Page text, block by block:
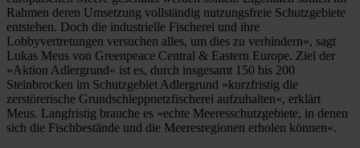
Rahmen deren Umsetzung vollständig nutzungsfreie Schutzgebiete
entstehen. Doch die industrielle Fischerei und ihre
Lobbyvertretungen versuchen alles, um dies zu verhindern«, sagt
Lukas Meus von Greenpeace Central & Eastern Europe. Ziel der
»Aktion Adlergrund« ist es, durch insgesamt 150 bis 200
Steinbrocken im Schutzgebiet Adlergrund »kurzfristig die
zerstörerische Grundschleppnetzfischerei aufzuhalten«, erklärt
Meus. Langfristig brauche es »echte Meeresschutzgebiete, in denen
sich die Fischbestände und die Meeresregionen erholen können«.